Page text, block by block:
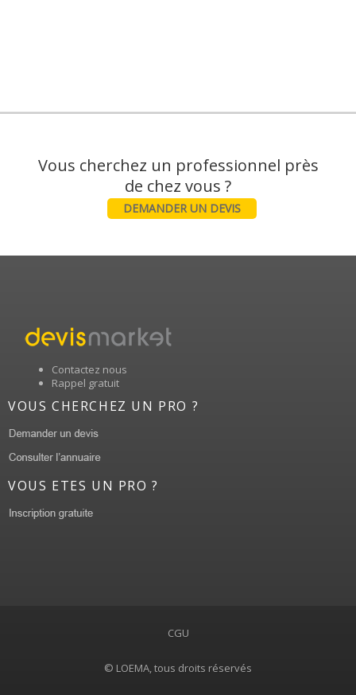
Vous cherchez un professionnel près
DEMANDER UN DEVIS
Contactez nous
Rappel gratuit
VOUS CHERCHEZ UN PRO ?
VOUS ETES UN PRO ?
CGU
© LOEMA, tous droits réservés